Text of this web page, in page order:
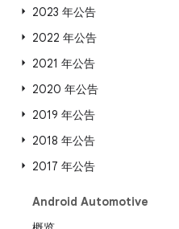
2023 年公告
2022 年公告
2021 年公告
2020 年公告
2019 年公告
2018 年公告
2017 年公告
Android Automotive